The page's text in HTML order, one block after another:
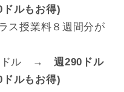
ルもお得)
ス授業料８週間分が
ドル →週290ドル
ルもお得)